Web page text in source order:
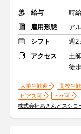
給与
時
雇用形態
ア
シフト
週2
アクセス
土
徒
大学生歓迎 高校生
ピアス可
ヒゲ可
株式会社あきんどスシロ